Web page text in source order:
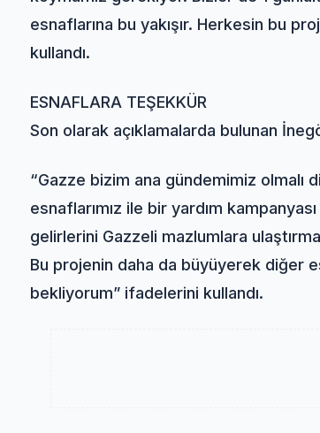
esnaflarına bu yakışır. Herkesin bu
kullandı.
ESNAFLARA TEŞEKKÜR
Son olarak açıklamalarda bulunan
“Gazze bizim ana gündemimiz
esnaflarımız ile bir yardım
gelirlerini Gazzeli mazlumlara
Bu projenin daha da büyüyerek diğer
bekliyorum” ifadelerini kullandı.